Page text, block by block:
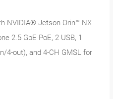
NVIDIA® Jetson Orin™ NX
2.5 GbE PoE, 2 USB, 1
4-out), and 4-CH GMSL for